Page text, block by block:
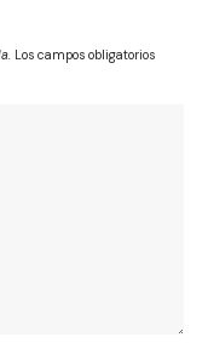
Los campos obligatorios